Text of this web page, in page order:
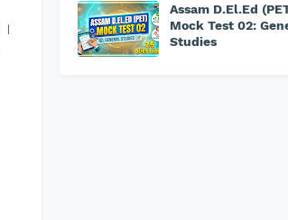
।
Assam D.El.Ed
Mock Test 02:
Studies